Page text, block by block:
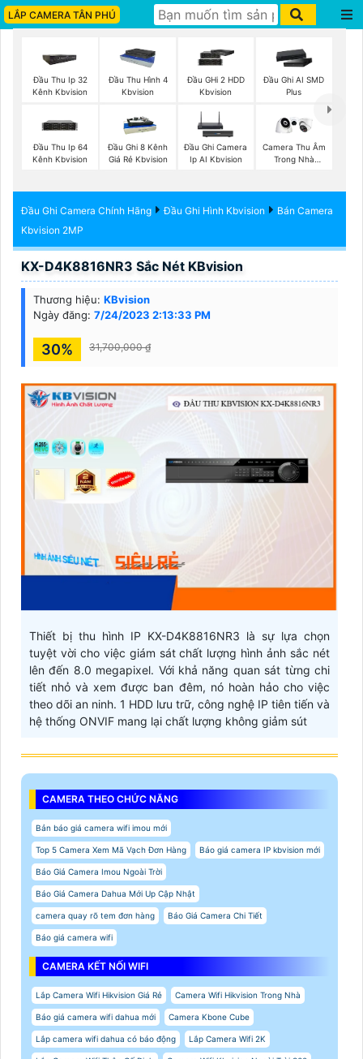
LẮP CAMERA TÂN PHÚ
Đầu Thu Ip 32
Kênh Kbvision
Đầu Thu Hình 4
Kbvision
Đầu GHi 2 HDD
Kbvision
Đầu Ghi AI SMD
Plus
Đầu Thu Ip 64
Kênh Kbvision
Đầu Ghi 8 Kênh
Giá Rẻ Kbvision
Đầu Ghi Camera
Ip AI Kbvision
Camera Thu Âm
Trong Nhà
Đầu Ghi Camera Chính Hãng Đầu Ghi Hình Kbvision
Bán Camera
Kbvision 2MP
KX-D4K8816NR3 Sắc Nét KBvision
Thương hiệu: KBvision
Ngày đăng: 7/24/2023 2:13:33 PM
30% 31,700,000 ₫
Thiết bị thu hình IP KX-D4K8816NR3 là sự lựa chọn
tuyệt vời cho việc giám sát chất lượng hình ảnh sắc nét
lên đến 8.0 megapixel. Với khả năng quan sát từng chi
tiết nhỏ và xem được ban đêm, nó hoàn hảo cho việc
theo dõi an ninh. 1 HDD lưu trữ, công nghệ IP tiên tiến và
hệ thống ONVIF mang lại chất lượng không giảm sút
CAMERA THEO CHỨC NĂNG
Bản báo giá camera wifi imou mới
Top 5 Camera Xem Mã Vạch Đơn Hàng Báo giá camera IP kbvision mới
Báo Giá Camera Imou Ngoài Trời
Báo Giá Camera Dahua Mới Up Cập Nhật
camera quay rõ tem đơn hàng Báo Giá Camera Chi Tiết
Báo giá camera wifi
CAMERA KẾT NỐI WIFI
Lắp Camera Wifi Hikvision Giá Rẻ Camera Wifi Hikvision Trong Nhà
Báo giá camera wifi dahua mới Camera Kbone Cube
Lắp camera wifi dahua có báo động Lắp Camera Wifi 2K